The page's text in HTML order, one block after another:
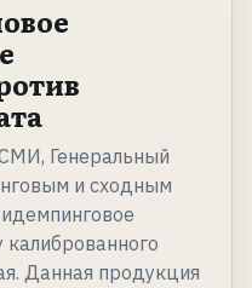
Генеральный
и сходным
Данная продукция